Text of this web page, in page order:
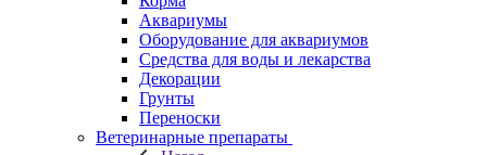
Аквариумы
Оборудование для аквариумов
Средства для воды и лекарства
Декорации
Грунты
Переноски
Ветеринарные препараты